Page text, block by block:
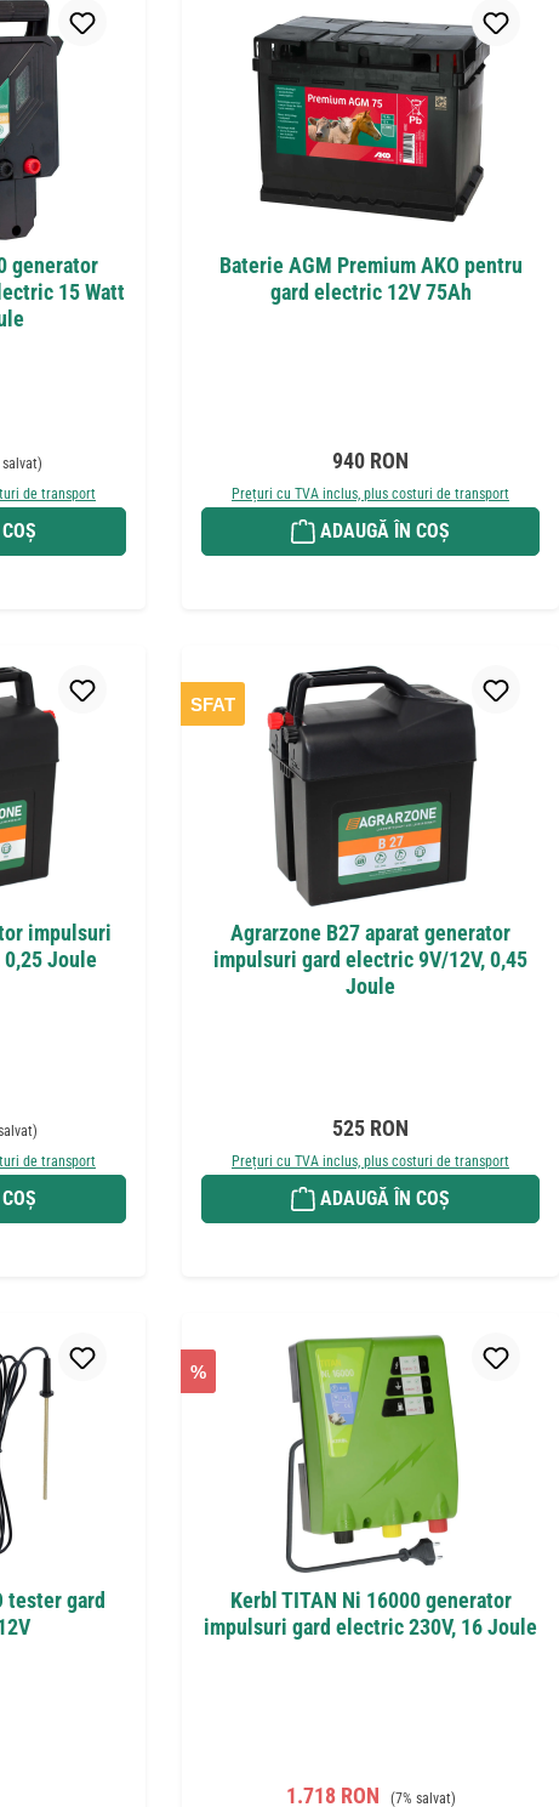
generator
15 Watt
obișnuit:
salvat)
de transport
Baterie AGM Premium AKO pentru
gard electric 12V 75Ah
Preț obișnuit:
940 RON
Prețuri cu TVA inclus, plus costuri de transport
ADAUGĂ ÎN COȘ
impulsuri
Joule
de transport
SFAT
Agrarzone B27 aparat generator
impulsuri gard electric 9V/12V, 0,45
Joule
Preț obișnuit:
525 RON
Prețuri cu TVA inclus, plus costuri de transport
ADAUGĂ ÎN COȘ
tester gard
%
Kerbl TITAN Ni 16000 generator
impulsuri gard electric 230V, 16 Joule
Preț de vânzare:
1.718 RON Preț obișnuit:
(7% salvat)